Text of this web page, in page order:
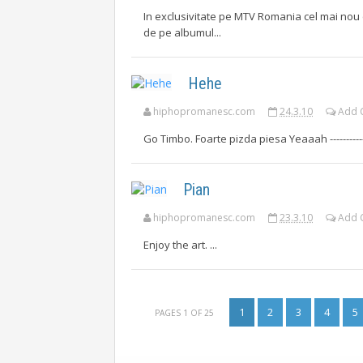
In exclusivitate pe MTV Romania cel mai
de pe albumul...
Hehe
hiphopromanesc.com 24.3.10 Add
Go Timbo. Foarte pizda piesa Yeaaah
Pian
hiphopromanesc.com 23.3.10 Add
Enjoy the art. ...
PAGES 1 OF 25 1 2 3 4 5